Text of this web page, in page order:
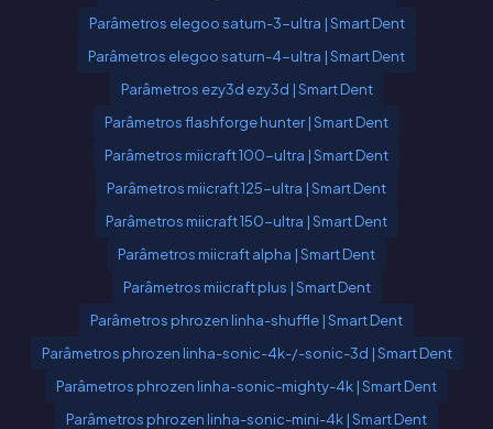
Parâmetros elegoo saturn-3-ultra | Smart Dent
Parâmetros elegoo saturn-4-ultra | Smart Dent
Parâmetros ezy3d ezy3d | Smart Dent
Parâmetros flashforge hunter | Smart Dent
Parâmetros miicraft 100-ultra | Smart Dent
Parâmetros miicraft 125-ultra | Smart Dent
Parâmetros miicraft 150-ultra | Smart Dent
Parâmetros miicraft alpha | Smart Dent
Parâmetros miicraft plus | Smart Dent
Parâmetros phrozen linha-shuffle | Smart Dent
Parâmetros phrozen linha-sonic-4k-/-sonic-3d | Smart Dent
Parâmetros phrozen linha-sonic-mighty-4k | Smart Dent
Parâmetros phrozen linha-sonic-mini-4k | Smart Dent